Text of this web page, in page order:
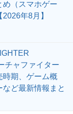
め（スマホゲー
年8月】
チャファイター
時期、ゲーム概
ど最新情報まと